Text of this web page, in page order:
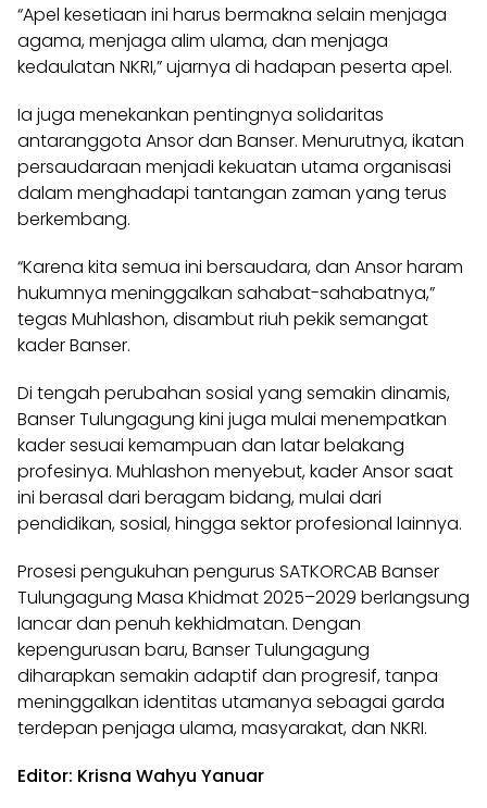
“Apel kesetiaan ini harus bermakna selain menjaga
agama, menjaga alim ulama, dan menjaga
kedaulatan NKRI,” ujarnya di hadapan peserta apel.
Ia juga menekankan pentingnya solidaritas
antaranggota Ansor dan Banser. Menurutnya, ikatan
persaudaraan menjadi kekuatan utama organisasi
dalam menghadapi tantangan zaman yang terus
berkembang.
“Karena kita semua ini bersaudara, dan Ansor haram
hukumnya meninggalkan sahabat-sahabatnya,”
tegas Muhlashon, disambut riuh pekik semangat
kader Banser.
Di tengah perubahan sosial yang semakin dinamis,
Banser Tulungagung kini juga mulai menempatkan
kader sesuai kemampuan dan latar belakang
profesinya. Muhlashon menyebut, kader Ansor saat
ini berasal dari beragam bidang, mulai dari
pendidikan, sosial, hingga sektor profesional lainnya.
Prosesi pengukuhan pengurus SATKORCAB Banser
Tulungagung Masa Khidmat 2025–2029 berlangsung
lancar dan penuh kekhidmatan. Dengan
kepengurusan baru, Banser Tulungagung
diharapkan semakin adaptif dan progresif, tanpa
meninggalkan identitas utamanya sebagai garda
terdepan penjaga ulama, masyarakat, dan NKRI.
Editor: Krisna Wahyu Yanuar